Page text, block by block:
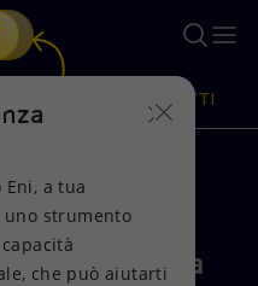
soluzione di intelligenza
PRODOTTI
operativa
a tua
uno strumento
che può aiutarti